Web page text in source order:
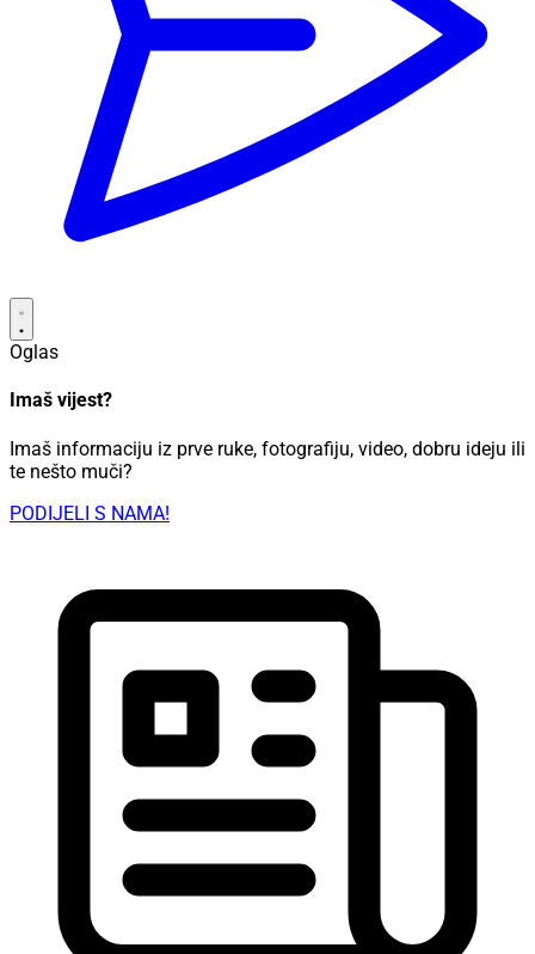
Oglas
Imaš vijest?
Imaš informaciju iz prve ruke, fotografiju, video, dobru ideju ili
te nešto muči?
PODIJELI S NAMA!